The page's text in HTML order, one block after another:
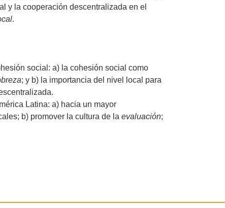
y la cooperación descentralizada en el
.
social: a) la cohesión social como
; y b) la importancia del nivel local para
Latina: a) hacia un mayor
b) promover la cultura de la evaluación;